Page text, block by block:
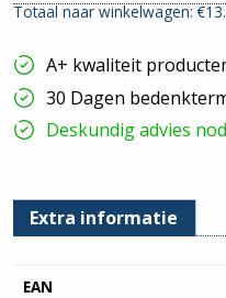
|
2V
-
Creme
|
202
UJRB-
Totaal naar winkelwagen: €
A+ kwaliteit
30 Dagen
Deskundig advies
Extra informatie
EAN